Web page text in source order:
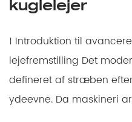
kuglelejer
1 Introduktion til
lejefremstilling Det moderne industrielle landskab er
defineret af stræben
ydeevne. Da maskineri